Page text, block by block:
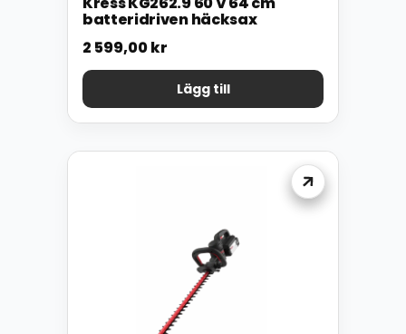
batteridriven häcksax
2 599,00kr
Lägg till